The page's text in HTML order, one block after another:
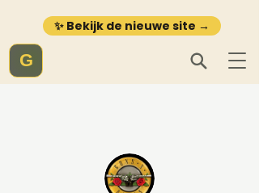
✨ Bekijk de nieuwe site →
G